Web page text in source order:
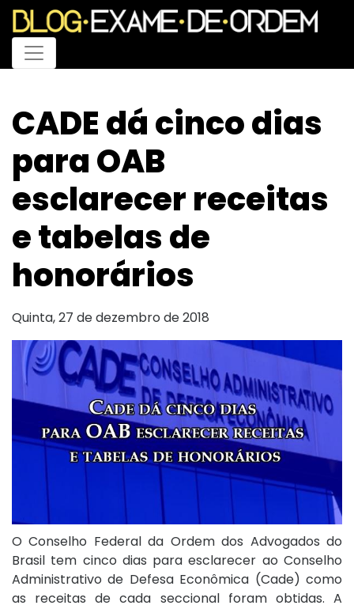
Menu
CADE dá cinco dias
para OAB
esclarecer receitas
e tabelas de
honorários
Quinta, 27 de dezembro de 2018
O Conselho Federal da Ordem dos Advogados do
Brasil tem cinco dias para esclarecer ao Conselho
Administrativo de Defesa Econômica (Cade) como
as receitas de cada seccional foram obtidas. A